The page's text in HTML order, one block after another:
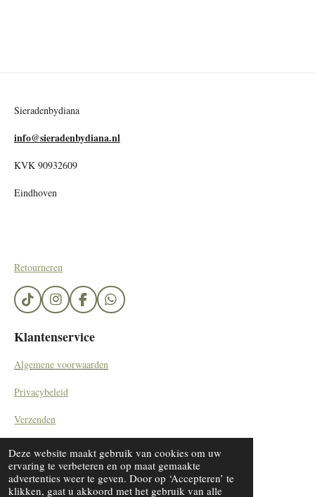
Deze website maakt gebruik van cookies om uw
ervaring te verbeteren en op maat gemaakte
advertenties weer te geven. Door op ‘Accepteren’ te
klikken, gaat u akkoord met het gebruik van alle
Sieradenbydiana
info@sieradenbydiana.nl
KVK 90932609
Eindhoven
Retourneren
T
i
T
k
I
n
t
g
a
F
a
c
e
o
W
h
Klantenservice
Algemene voorwaarden
Privacybeleid
Verzenden
© 2023 - 2024 SieradenByDiana/ by Kemerinkdesign